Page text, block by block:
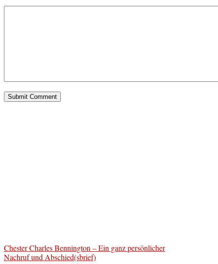
Chester Charles Bennington – Ein ganz persönlicher
Nachruf und Abschied(sbrief)